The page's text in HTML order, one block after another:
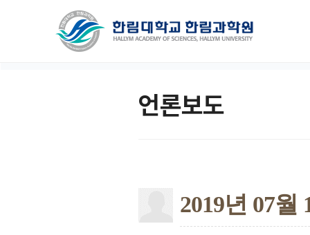
언론보도
2019년 07